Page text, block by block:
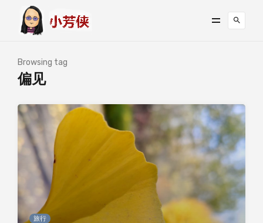
Browsing tag
偏见
旅行